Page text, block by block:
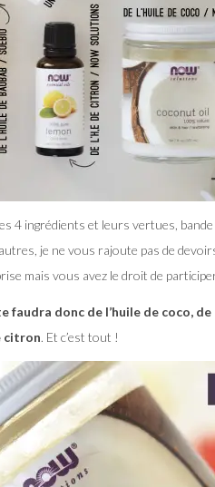
4 ingrédients et leurs vertues, bande
je ne vous rajoute pas de
mais vous avez le droit de
faudra donc de l’huile de coco,
citron. Et c’est tout !